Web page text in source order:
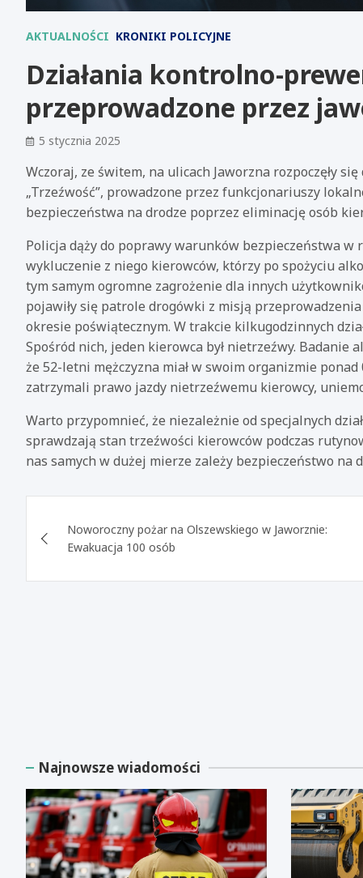
AKTUALNOŚCI KRONIKI POLICYJNE
Działania kontrolno-
przeprowadzone przez
5 stycznia 2025
Wczoraj, ze świtem, na ulicach Jaworzna rozpoczęły
„Trzeźwość”, prowadzone przez funkcjonariuszy
bezpieczeństwa na drodze poprzez eliminację osób
Policja dąży do poprawy warunków bezpieczeństwa
wykluczenie z niego kierowców, którzy po spożyciu
tym samym ogromne zagrożenie dla innych
pojawiły się patrole drogówki z misją
okresie poświątecznym. W trakcie kilkugodzinnych
Spośród nich, jeden kierowca był nietrzeźwy.
że 52-letni mężczyzna miał w swoim organizmie
zatrzymali prawo jazdy nietrzeźwemu kierowcy,
Warto przypomnieć, że niezależnie od specjalnych
sprawdzają stan trzeźwości kierowców podczas
nas samych w dużej mierze zależy bezpieczeństwo na
wpisu
Noworoczny pożar na Olszewskiego w Jaworznie:
Ewakuacja 100 osób
Najnowsze wiadomości